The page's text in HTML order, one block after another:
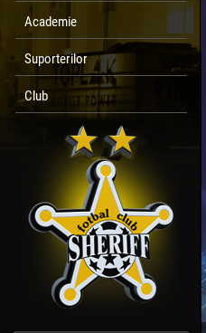
Academie
Suporterilor
Club